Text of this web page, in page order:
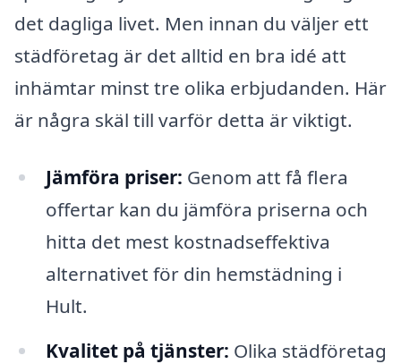
det dagliga livet. Men innan du väljer ett
städföretag är det alltid en bra idé att
inhämtar minst tre olika erbjudanden. Här
är några skäl till varför detta är viktigt.
Jämföra priser: Genom att få flera
offertar kan du jämföra priserna och
hitta det mest kostnadseffektiva
alternativet för din hemstädning i
Hult.
Kvalitet på tjänster: Olika städföretag